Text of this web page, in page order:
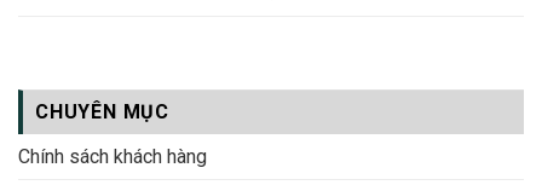
CHUYÊN MỤC
Chính sách khách hàng